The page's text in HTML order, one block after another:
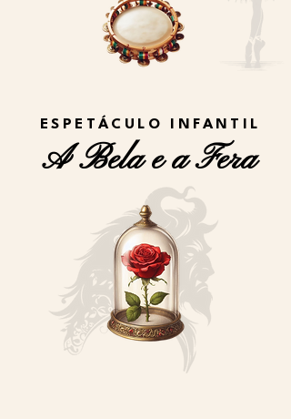
ESPETÁCULO INFANTIL
A Bela e a Fera